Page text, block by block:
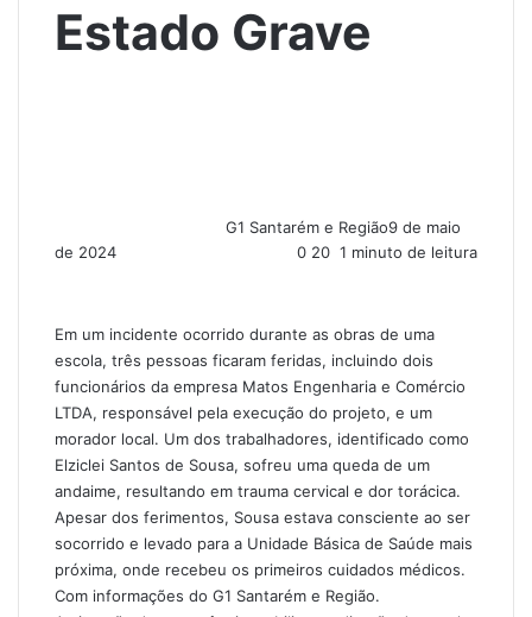
Estado Grave
G1 Santarém e Região9 de maio
de 2024
0 20 1 minuto de leitura
Em um incidente ocorrido durante as obras de uma
escola, três pessoas ficaram feridas, incluindo dois
funcionários da empresa Matos Engenharia e Comércio
LTDA, responsável pela execução do projeto, e um
morador local. Um dos trabalhadores, identificado como
Elziclei Santos de Sousa, sofreu uma queda de um
andaime, resultando em trauma cervical e dor torácica.
Apesar dos ferimentos, Sousa estava consciente ao ser
socorrido e levado para a Unidade Básica de Saúde mais
próxima, onde recebeu os primeiros cuidados médicos.
Com informações do G1 Santarém e Região.